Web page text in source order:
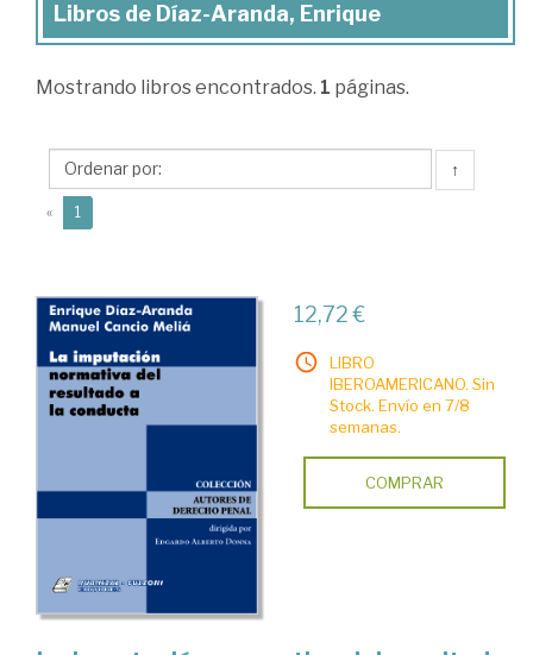
Libros
Díaz-
Enrique
Libros de Díaz-Aranda, Enrique
Mostrando libros encontrados. 1 páginas.
↑
« 1
12,72 €
LIBRO
IBEROAMERICANO. Sin
Stock. Envío en 7/8
semanas.
COMPRAR